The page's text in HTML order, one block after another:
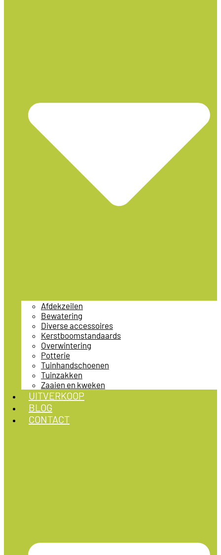
Afdekzeilen
Bewatering
Diverse accessoires
Kerstboomstandaards
Overwintering
Potterie
Tuinhandschoenen
Tuinzakken
Zaaien en kweken
UITVERKOOP
BLOG
CONTACT